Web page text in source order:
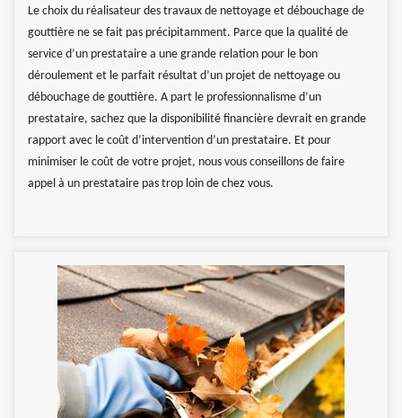
Le choix du réalisateur des travaux de nettoyage et débouchage de
gouttière ne se fait pas précipitamment. Parce que la qualité de
service d’un prestataire a une grande relation pour le bon
déroulement et le parfait résultat d’un projet de nettoyage ou
débouchage de gouttière. A part le professionnalisme d’un
prestataire, sachez que la disponibilité financière devrait en grande
rapport avec le coût d’intervention d’un prestataire. Et pour
minimiser le coût de votre projet, nous vous conseillons de faire
appel à un prestataire pas trop loin de chez vous.